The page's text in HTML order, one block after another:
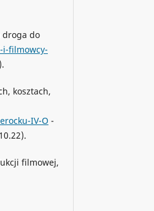
droga do
filmowcy-
kosztach,
IV-O -
filmowej,